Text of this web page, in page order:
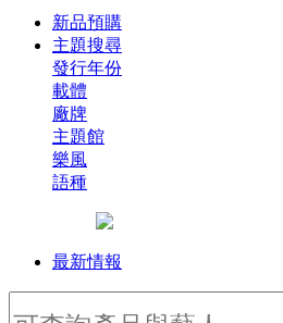
新品預購
主題搜尋
發行年份
載體
廠牌
主題館
樂風
語種
最新情報